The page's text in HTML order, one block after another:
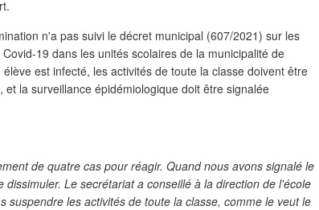
n'a pas suivi le décret municipal (607/2021) sur les
19 dans les unités scolaires de la municipalité de
est infecté, les activités de toute la classe doivent être
la surveillance épidémiologique doit être signalée
de quatre cas pour réagir. Quand nous avons signalé le
dissimuler. Le secrétariat a conseillé à la direction de l'école
suspendre les activités de toute la classe, comme le veut le